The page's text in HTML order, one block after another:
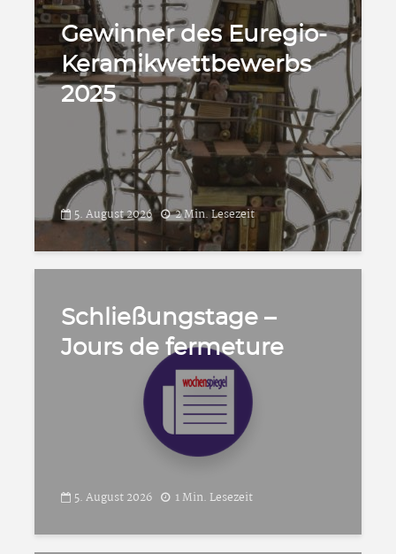
Gewinner des Euregio-
Keramikwettbewerbs
2025
5. August 2026 2 Min. Lesezeit
Schließungstage –
Jours de fermeture
5. August 2026 1 Min. Lesezeit